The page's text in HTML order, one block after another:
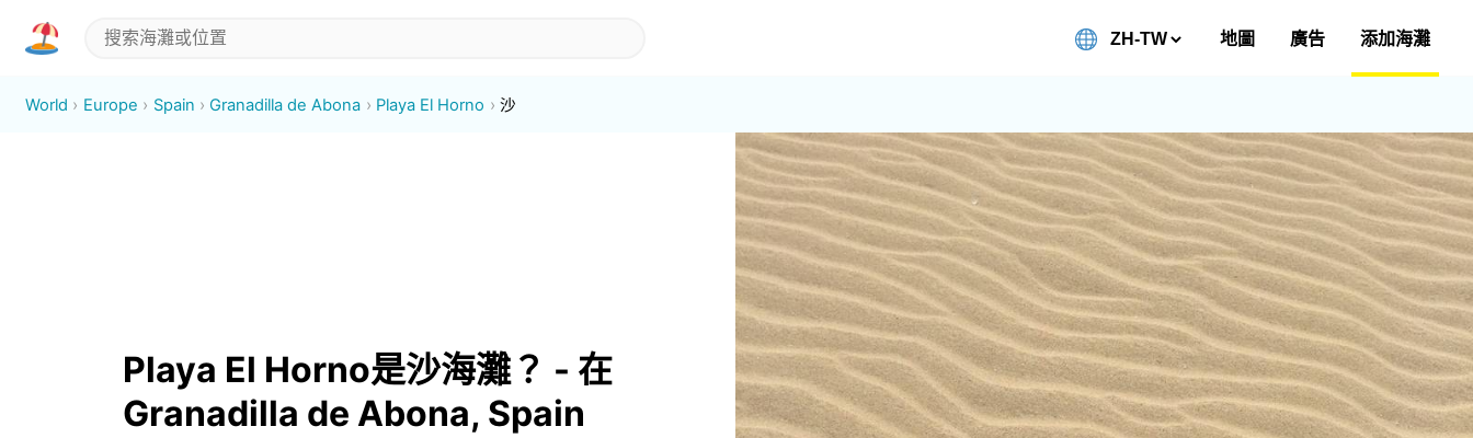
地圖 廣告 添加海灘
World Europe Spain Granadilla de Abona Playa El Horno 沙
Playa El Horno是沙海灘？ - 在
Granadilla de Abona, Spain